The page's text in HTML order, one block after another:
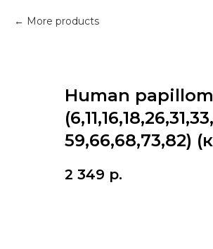
More products
Human
59,66,68,73,82)
2 349 р.